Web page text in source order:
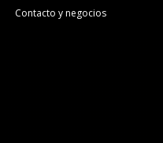
Contacto y negocios